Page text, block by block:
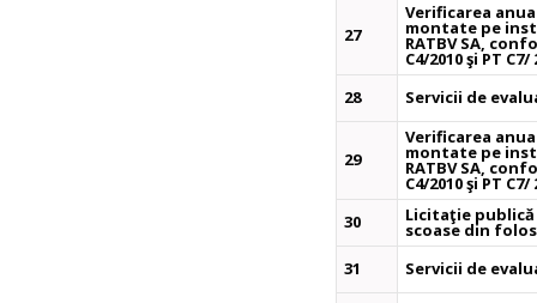
27
Verificarea
montate pe
RATBV SA,
C4/2010 şi PT C7/
28
Servicii de
29
Verificarea
montate pe
RATBV SA,
C4/2010 şi PT C7/
30
Licitaţie
scoase din
31
Servicii de